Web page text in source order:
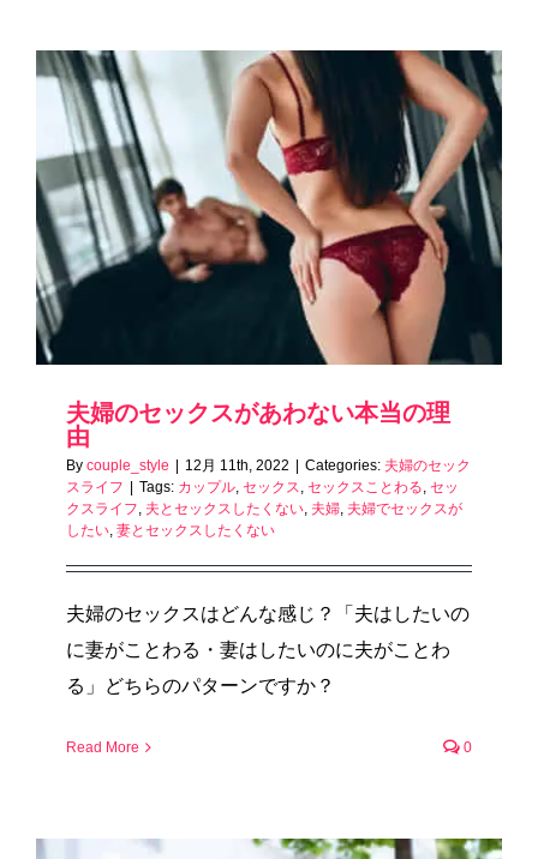
夫婦のセックスがあわない本当の理
由
By couple_style | 12月 11th, 2022 | Categories: 夫婦のセック
スライフ | Tags: カップル, セックス, セックスことわる, セッ
クスライフ, 夫とセックスしたくない, 夫婦, 夫婦でセックスが
したい, 妻とセックスしたくない
夫婦のセックスはどんな感じ？「夫はしたいの
に妻がことわる・妻はしたいのに夫がことわ
る」どちらのパターンですか？
Read More 0